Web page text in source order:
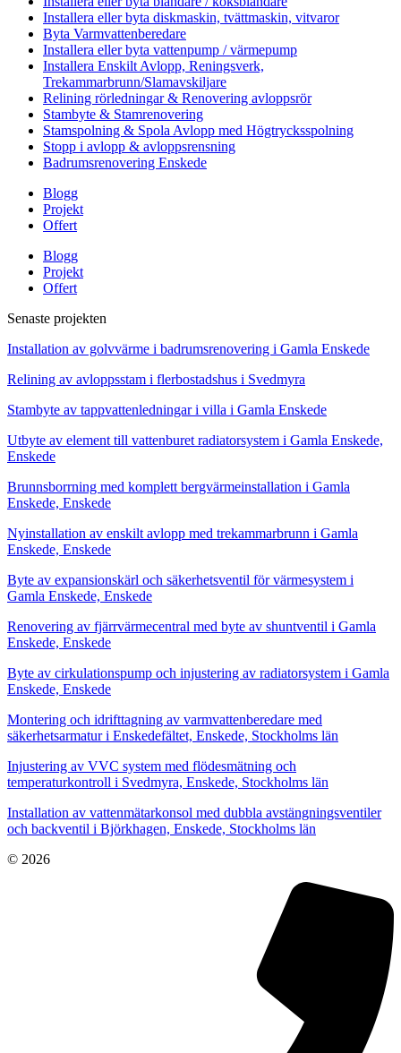
Installera eller byta diskmaskin, tvättmaskin, vitvaror
Byta Varmvattenberedare
Installera eller byta vattenpump / värmepump
Installera Enskilt Avlopp, Reningsverk,
Trekammarbrunn/Slamavskiljare
Relining rörledningar & Renovering avloppsrör
Stambyte & Stamrenovering
Stamspolning & Spola Avlopp med Högtrycksspolning
Stopp i avlopp & avloppsrensning
Badrumsrenovering Enskede
Blogg
Projekt
Offert
Blogg
Projekt
Offert
Senaste projekten
Installation av golvvärme i badrumsrenovering i Gamla Enskede
Relining av avloppsstam i flerbostadshus i Svedmyra
Stambyte av tappvattenledningar i villa i Gamla Enskede
Utbyte av element till vattenburet radiatorsystem i Gamla Enskede,
Enskede
Brunnsborrning med komplett bergvärmeinstallation i Gamla
Enskede, Enskede
Nyinstallation av enskilt avlopp med trekammarbrunn i Gamla
Enskede, Enskede
Byte av expansionskärl och säkerhetsventil för värmesystem i
Gamla Enskede, Enskede
Renovering av fjärrvärmecentral med byte av shuntventil i Gamla
Enskede, Enskede
Byte av cirkulationspump och injustering av radiatorsystem i Gamla
Enskede, Enskede
Montering och idrifttagning av varmvattenberedare med
säkerhetsarmatur i Enskedefältet, Enskede, Stockholms län
Injustering av VVC system med flödesmätning och
temperaturkontroll i Svedmyra, Enskede, Stockholms län
Installation av vattenmätarkonsol med dubbla avstängningsventiler
och backventil i Björkhagen, Enskede, Stockholms län
© 2026